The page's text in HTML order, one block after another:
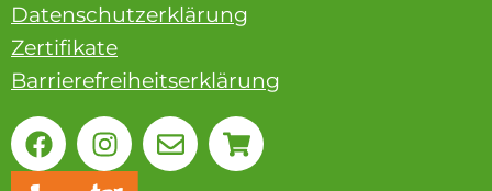
Datenschutzerklärung
Zertifikate
Barrierefreiheitserklärung